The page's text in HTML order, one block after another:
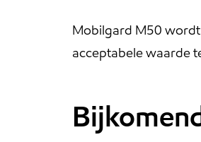
Mobilgard M50 wordt
acceptabele waarde